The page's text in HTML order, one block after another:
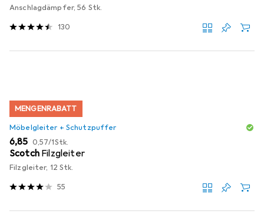
Anschlagdämpfer, 56 Stk.
130
MENGENRABATT
Möbelgleiter + Schutzpuffer
EUR
6,85 EUR
0,57/1Stk.
Scotch Filzgleiter
Filzgleiter, 12 Stk.
55